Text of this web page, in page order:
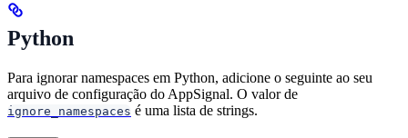
Python
Para ignorar namespaces em Python, adicione o seguinte ao seu
arquivo de configuração do AppSignal. O valor de
ignore_namespaces é uma lista de strings.